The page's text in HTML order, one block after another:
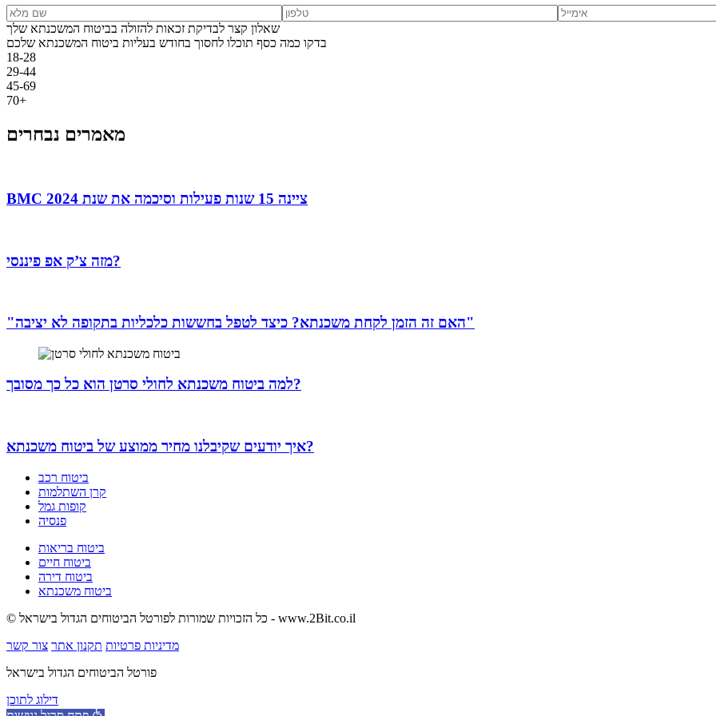
שאלון קצר לבדיקת זכאות להזולה בביטוח המשכנתא שלך
בדקו כמה כסף תוכלו לחסוך בחודש בעליות ביטוח המשכנתא שלכם
18-28
29-44
45-69
70+
מאמרים נבחרים
BMC ציינה 15 שנות פעילות וסיכמה את שנת 2024
מזה צ’ק אפ פיננסי?
"האם זה הזמן לקחת משכנתא? כיצד לטפל בחששות כלכליות בתקופה לא יציבה"
למה ביטוח משכנתא לחולי סרטן הוא כל כך מסובך?
איך יודעים שקיבלנו מחיר ממוצע של ביטוח משכנתא?
ביטוח רכב
קרן השתלמות
קופות גמל
פנסיה
ביטוח בריאות
ביטוח חיים
ביטוח דירה
ביטוח משכנתא
© כל הזכויות שמורות לפורטל הביטוחים הגדול בישראל - www.2Bit.co.il
מדיניות פרטיות תקנון אתר צור קשר
פורטל הביטוחים הגדול בישראל
דילוג לתוכן